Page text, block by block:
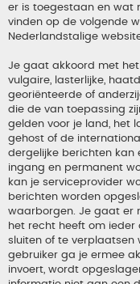
er is toegestaan en wat
vinden op de volgende
Nederlandstalige
Je gaat akkoord met
vulgaire, lasterlijke,
georiënteerde of
die de van toepassing
gelden voor je land, het
gehost of de
dergelijke berichten kan
ingang en permanent
kan je serviceprovider
berichten worden
waarborgen. Je gaat er
het recht heeft om ieder
sluiten of te verplaatsen
gebruiker ga je ermee
invoert, wordt